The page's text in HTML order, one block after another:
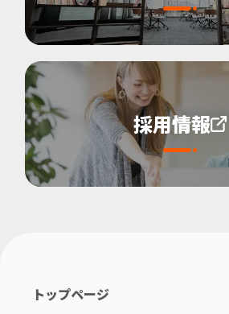
採用情報
トップページ